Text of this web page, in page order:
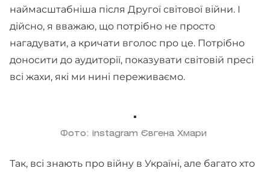
наймасштабніша після Другої світової війни. І
дійсно, я вважаю, що потрібно не просто
нагадувати, а кричати вголос про це. Потрібно
доносити до аудиторії, показувати світовій пресі
всі жахи, які ми нині переживаємо.
Фото: instagram Євгена Хмари
Так, всі знають про війну в Україні, але багато хто